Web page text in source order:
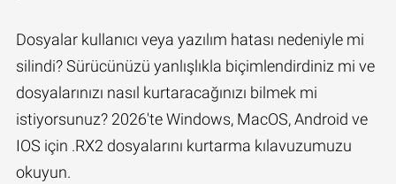
Dosyalar kullanıcı veya yazılım hatası nedeniyle mi
silindi? Sürücünüzü yanlışlıkla biçimlendirdiniz mi ve
dosyalarınızı nasıl kurtaracağınızı bilmek mi
istiyorsunuz? 2026'te Windows, MacOS, Android ve
IOS için .RX2 dosyalarını kurtarma kılavuzumuzu
okuyun.